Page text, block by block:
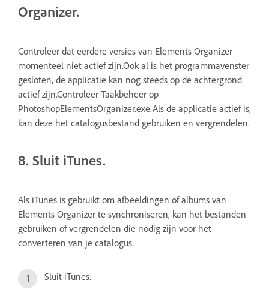
Organizer.
Controleer dat eerdere versies van Elements Organizer
momenteel niet actief zijn.Ook al is het programmavenster
gesloten, de applicatie kan nog steeds op de achtergrond
actief zijn.Controleer Taakbeheer op
PhotoshopElementsOrganizer.exe.Als de applicatie actief is,
kan deze het catalogusbestand gebruiken en vergrendelen.
8. Sluit iTunes.
Als iTunes is gebruikt om afbeeldingen of albums van
Elements Organizer te synchroniseren, kan het bestanden
gebruiken of vergrendelen die nodig zijn voor het
converteren van je catalogus.
Sluit iTunes.